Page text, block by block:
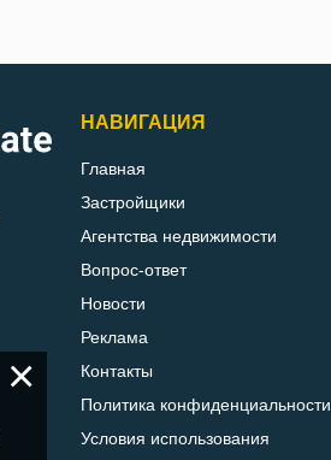
НАВИГАЦИЯ
Главная
Застройщики
Агентства недвижимости
Вопрос-ответ
Новости
Реклама
Контакты
Политика конфиденциальности
Условия использования
×